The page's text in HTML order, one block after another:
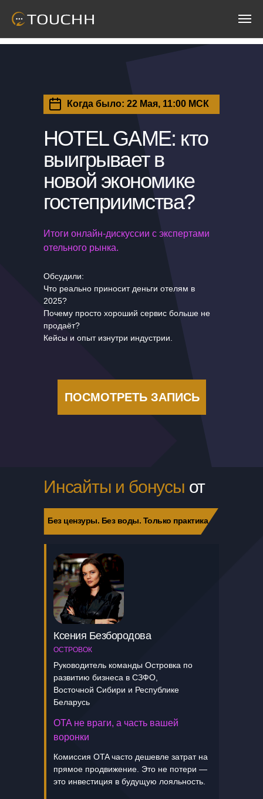
HOTEL GAME: кто
выигрывает в
новой экономике
гостеприимства?
Итоги онлайн-дискуссии с экспертами
отельного рынка.
Обсудили:
Что реально приносит деньги отелям в
2025?
Почему просто хороший сервис больше не
продаёт?
Кейсы и опыт изнутри индустрии.
Когда было: 22 Мая, 11:00 МСК
ПОСМОТРЕТЬ ЗАПИСЬ
Инсайты и бонусы от
спикеров
Ксения Безбородова
ОСТРОВОК
Комиссия OTA часто дешевле затрат на
прямое продвижение. Это не потери —
это инвестиция в будущую лояльность.
Без цензуры. Без воды. Только практика
Руководитель команды Островка по
развитию бизнеса в СЗФО,
Восточной Сибири и Республике
Беларусь
OTA не враги, а часть вашей
воронки